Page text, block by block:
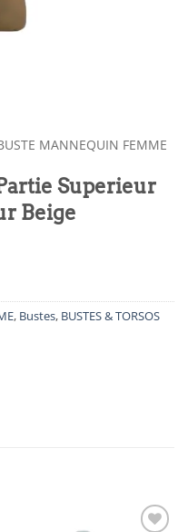
MANNEQUIN FEMME
Superieur
Beige
, Bustes, BUSTES & TORSOS